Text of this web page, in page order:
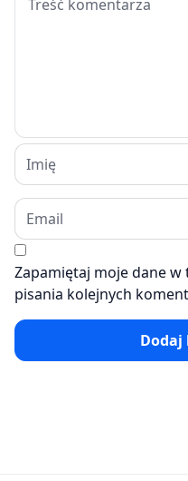
Zapamiętaj moje dane
pisania kolejnych